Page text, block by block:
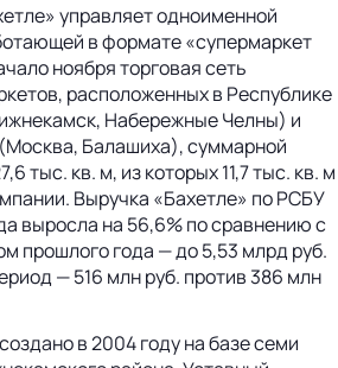
управляет одноименной
в формате «супермаркет
ноября торговая сеть
расположенных в Республике
Набережные Челны) и
Балашиха), суммарной
тыс. кв. м, из которых 11,7 тыс. кв. м
Выручка «Бахетле» по РСБУ
выросла на 56,6% по сравнению с
прошлого года — до 5,53 млрд руб.
— 516 млн руб. против 386 млн
в 2004 году на базе семи